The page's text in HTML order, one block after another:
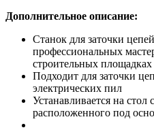
Дополнительное описание:
Станок для заточки
профессиональных
строительных площадках
Подходит для заточки
электрических пил
Устанавливается на
расположенного под